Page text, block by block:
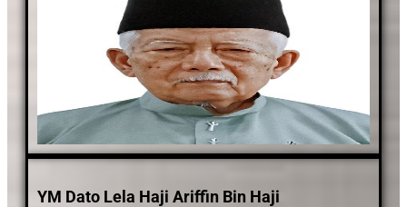
YM Dato Lela Haji Ariffin Bin Haji